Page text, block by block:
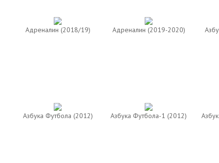
Адреналин (2018/19) Адреналин (2019-2020)
Азбука Футбола (2012) Азбука Футбола-1 (2012)